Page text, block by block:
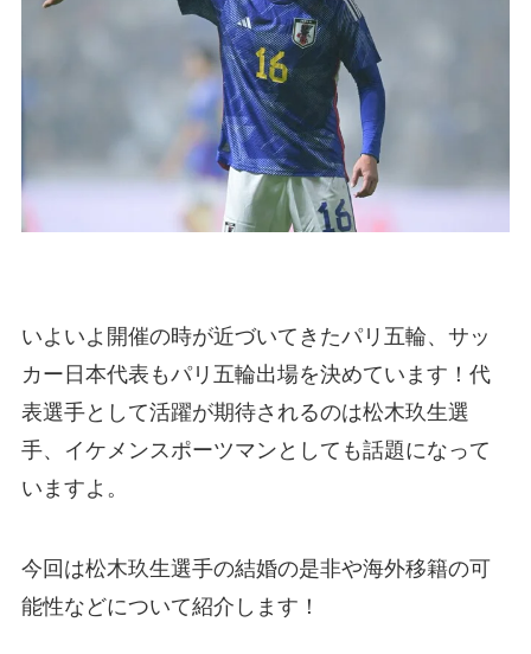
いよいよ開催の時が近づいてきたパリ五輪、サッ
カー日本代表もパリ五輪出場を決めています！代
表選手として活躍が期待されるのは松木玖生選
手、イケメンスポーツマンとしても話題になって
いますよ。
今回は松木玖生選手の結婚の是非や海外移籍の可
能性などについて紹介します！